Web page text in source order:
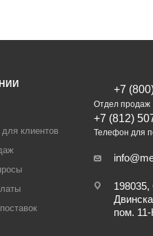
клиентов
+7
Отдел продаж
+7 (812)
Телефон для
198035,
пом.